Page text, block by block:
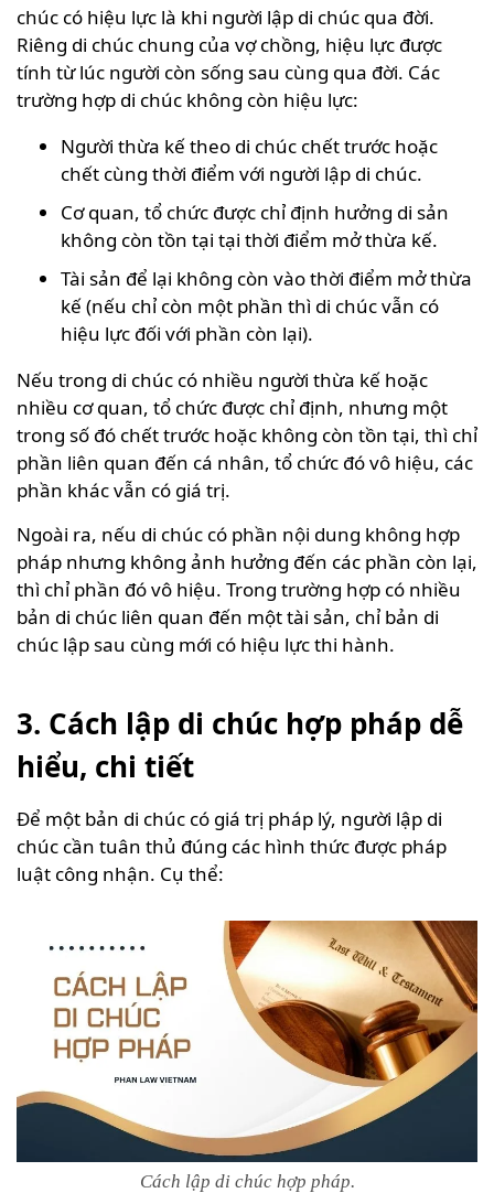
chúc có hiệu lực là khi người lập di chúc qua đời.
Riêng di chúc chung của vợ chồng, hiệu lực được
tính từ lúc người còn sống sau cùng qua đời. Các
trường hợp di chúc không còn hiệu lực:
Người thừa kế theo di chúc chết trước hoặc
chết cùng thời điểm với người lập di chúc.
Cơ quan, tổ chức được chỉ định hưởng di sản
không còn tồn tại tại thời điểm mở thừa kế.
Tài sản để lại không còn vào thời điểm mở thừa
kế (nếu chỉ còn một phần thì di chúc vẫn có
hiệu lực đối với phần còn lại).
Nếu trong di chúc có nhiều người thừa kế hoặc
nhiều cơ quan, tổ chức được chỉ định, nhưng một
trong số đó chết trước hoặc không còn tồn tại, thì chỉ
phần liên quan đến cá nhân, tổ chức đó vô hiệu, các
phần khác vẫn có giá trị.
Ngoài ra, nếu di chúc có phần nội dung không hợp
pháp nhưng không ảnh hưởng đến các phần còn lại,
thì chỉ phần đó vô hiệu. Trong trường hợp có nhiều
bản di chúc liên quan đến một tài sản, chỉ bản di
chúc lập sau cùng mới có hiệu lực thi hành.
3. Cách lập di chúc hợp pháp dễ
hiểu, chi tiết
Để một bản di chúc có giá trị pháp lý, người lập di
chúc cần tuân thủ đúng các hình thức được pháp
luật công nhận. Cụ thể:
Cách lập di chúc hợp pháp.